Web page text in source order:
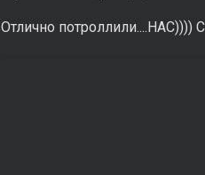
Отлично потроллили....НАС))))